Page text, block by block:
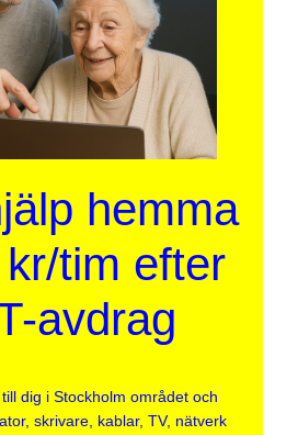
hemma
tim efter
avdrag
dig i Stockholm området och
skrivare, kablar, TV, nätverk